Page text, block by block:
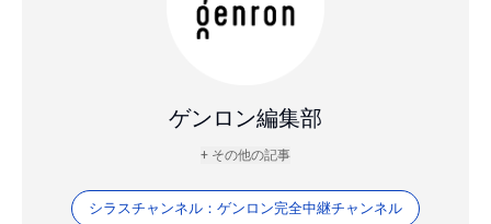
ゲンロン編集部
+ その他の記事
シラスチャンネル：ゲンロン完全中継チャンネル